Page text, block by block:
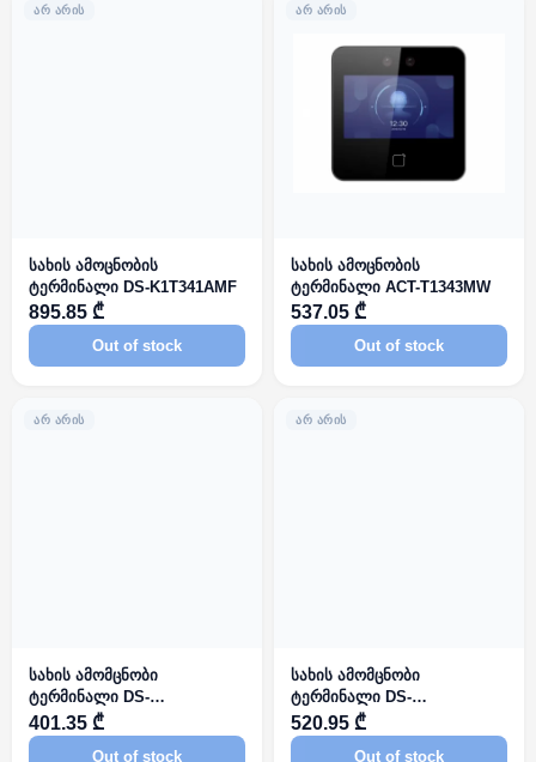
ᲐᲠ ᲐᲠᲘᲡ
სახის ამოცნობის
ტერმინალი DS-K1T341AMF
895.85 ₾
Out of stock
ᲐᲠ ᲐᲠᲘᲡ
სახის ამოცნობის
ტერმინალი ACT-T1343MW
537.05 ₾
Out of stock
ᲐᲠ ᲐᲠᲘᲡ
სახის ამომცნობი
ტერმინალი DS-
K1T320MFWX-B
401.35 ₾
Out of stock
ᲐᲠ ᲐᲠᲘᲡ
სახის ამომცნობი
ტერმინალი DS-
K1T321MFWX-B
520.95 ₾
Out of stock